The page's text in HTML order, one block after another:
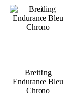
Breitling
Endurance Bleu
Chrono